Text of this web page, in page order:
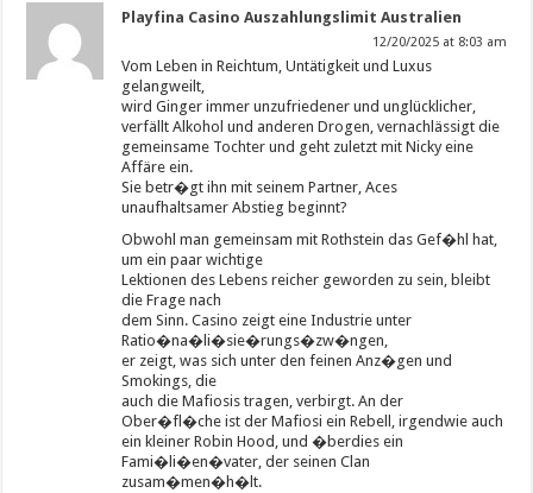
Playfina Casino Auszahlungslimit Australien
12/20/2025 at 8:03 am
Vom Leben in Reichtum, Untätigkeit und Luxus
gelangweilt,
wird Ginger immer unzufriedener und unglücklicher,
verfällt Alkohol und anderen Drogen, vernachlässigt die
gemeinsame Tochter und geht zuletzt mit Nicky eine
Affäre ein.
Sie betr�gt ihn mit seinem Partner, Aces
unaufhaltsamer Abstieg beginnt?
Obwohl man gemeinsam mit Rothstein das Gef�hl hat,
um ein paar wichtige
Lektionen des Lebens reicher geworden zu sein, bleibt
die Frage nach
dem Sinn. Casino zeigt eine Industrie unter
Ratio�na�li�sie�rungs�zw�ngen,
er zeigt, was sich unter den feinen Anz�gen und
Smokings, die
auch die Mafiosis tragen, verbirgt. An der
Ober�fl�che ist der Mafiosi ein Rebell, irgendwie auch
ein kleiner Robin Hood, und �berdies ein
Fami�li�en�vater, der seinen Clan
zusam�men�h�lt.